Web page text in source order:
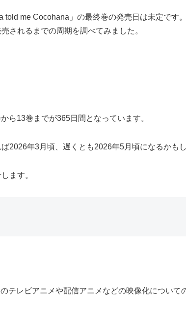
me Cocohana」の最終巻の発売日は未定です
されるまでの周期を調べてみました。
ら13巻までが365日間となっています。
2026年3月頃、遅くとも2026年5月頃になるかもし
ます。
テレビアニメや配信アニメなどの映像化について